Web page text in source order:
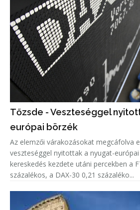
Tőzsde - Veszteséggel
európai börzék
Az elemzői várakozásokat megcáfolva
veszteséggel nyitottak a nyugat-európai
kereskedés kezdete utáni percekben a
százalékos, a DAX-30 0,21 százaléko...